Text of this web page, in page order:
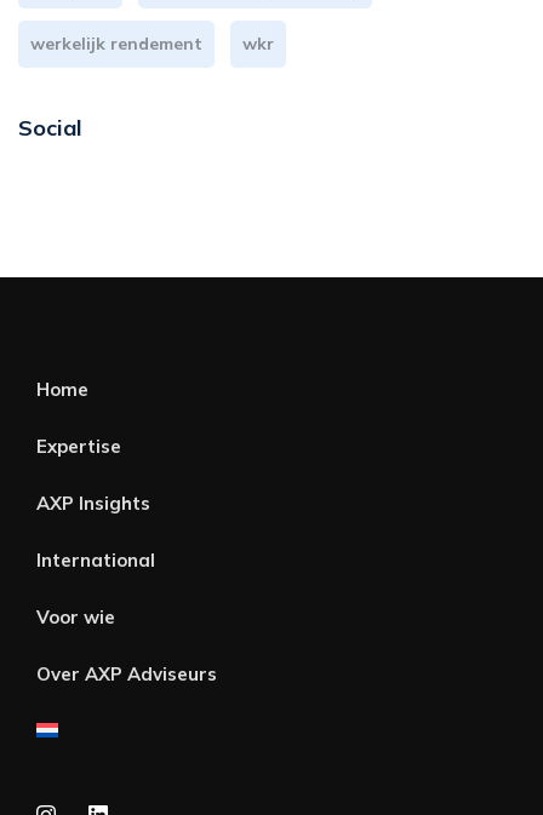
werkelijk rendement wkr
Social
Home
Expertise
AXP Insights
International
Voor wie
Over AXP Adviseurs